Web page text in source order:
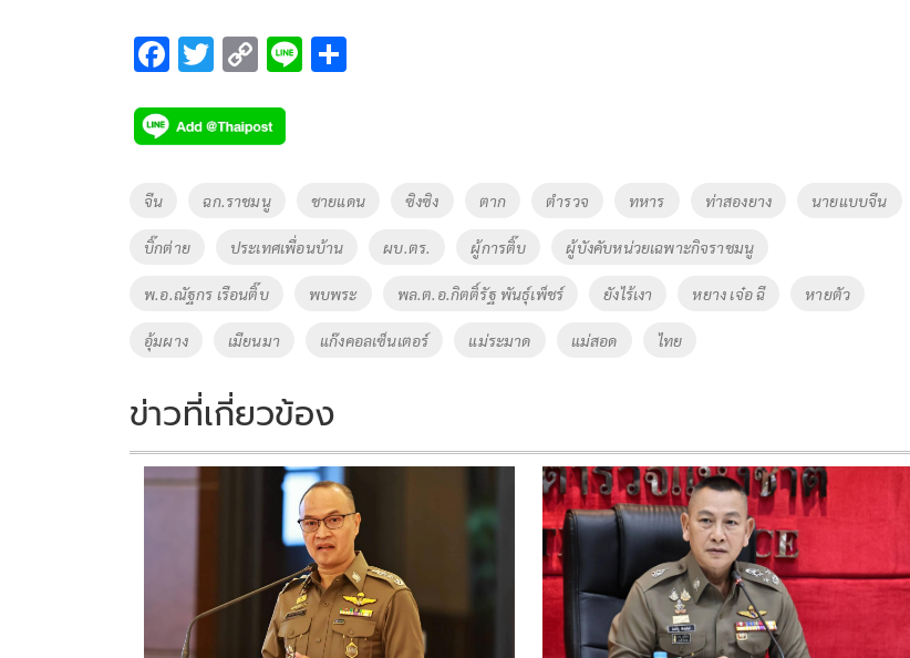
F
e
b
o
k
T
tt
er
C
p
y
Li
k
Li
Tags
จีน ฉก.ราชมนู ชายแดน ซิงซิง ตาก ตำรวจ ทหาร ท่าสองยาง นายแบบจีน
บิ๊กต่าย ประเทศเพื่อนบ้าน ผบ.ตร. ผู้การติ๊บ ผู้บังคับหน่วยเฉพาะกิจราชมนู
พ.อ.ณัฐกร เรือนติ๊บ พบพระ พล.ต.อ.กิตติ์รัฐ พันธุ์เพ็ชร์ ยังไร้เงา หยาง เจ๋อ ฉี หายตัว
อุ้มผาง เมียนมา แก๊งคอลเซ็นเตอร์ แม่ระมาด แม่สอด ไทย
ข่าวที่เกี่ยวข้อง